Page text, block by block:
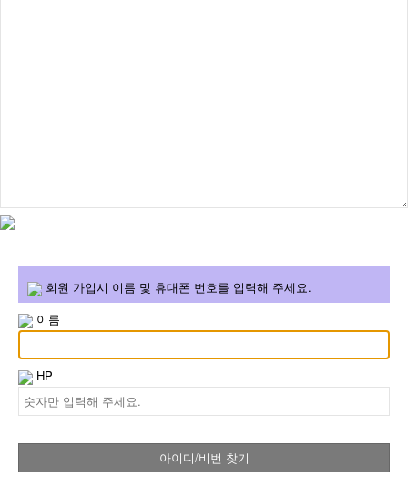
회원 가입시 이름 및 휴대폰 번호를 입력해 주세요.
이름
HP
아이디/비번 찾기